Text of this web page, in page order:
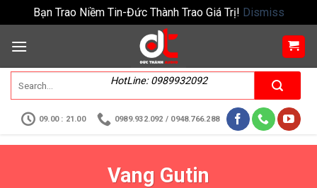
Bạn Trao Niềm Tin-Đức Thành Trao Giá Trị! Dismiss
HotLine: 0989932092
09.00 : 21.00 0989.932.092 / 0948.766.288
Vang Gutin